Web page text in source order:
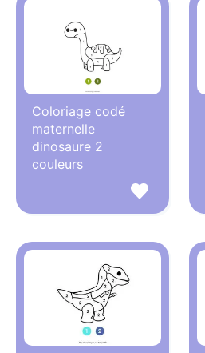
Coloriage codé
maternelle
dinosaure 2
couleurs